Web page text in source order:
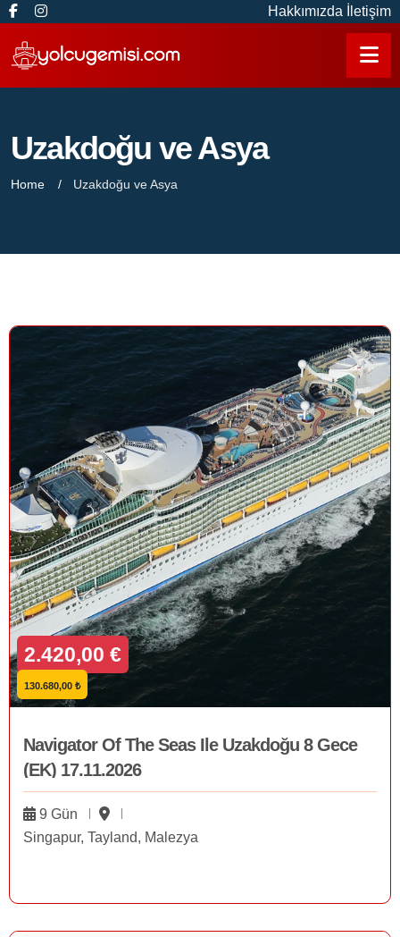
Hakkımızda İletişim
Uzakdoğu ve Asya
Home Uzakdoğu ve Asya
2.420,00 €
130.680,00 ₺
Navigator Of The Seas Ile Uzakdoğu 8 Gece
(EK) 17.11.2026
9 Gün
Singapur, Tayland, Malezya